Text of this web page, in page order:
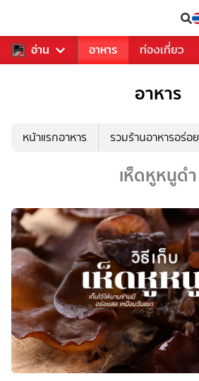
อ่าน
รวงการเพลง อาหาร ท่องเที่ยว
อาหาร
หน้าแรกอาหาร รวมร้านอาหารอร่อย
เห็ดหูหนูดำ